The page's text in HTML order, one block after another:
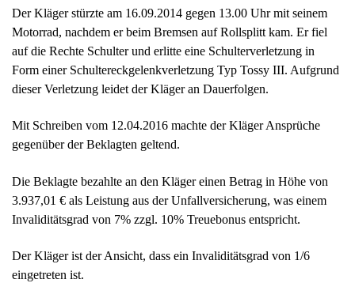
Der Kläger stürzte am 16.09.2014 gegen 13.00 Uhr mit seinem
Motorrad, nachdem er beim Bremsen auf Rollsplitt kam. Er fiel
auf die Rechte Schulter und erlitte eine Schulterverletzung in
Form einer Schultereckgelenkverletzung Typ Tossy III. Aufgrund
dieser Verletzung leidet der Kläger an Dauerfolgen.
Mit Schreiben vom 12.04.2016 machte der Kläger Ansprüche
gegenüber der Beklagten geltend.
Die Beklagte bezahlte an den Kläger einen Betrag in Höhe von
3.937,01 € als Leistung aus der Unfallversicherung, was einem
Invaliditätsgrad von 7% zzgl. 10% Treuebonus entspricht.
Der Kläger ist der Ansicht, dass ein Invaliditätsgrad von 1/6
eingetreten ist.